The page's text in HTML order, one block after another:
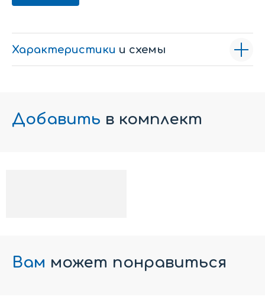
Характеристики и схемы
Добавить в комплект
Вам может понравиться